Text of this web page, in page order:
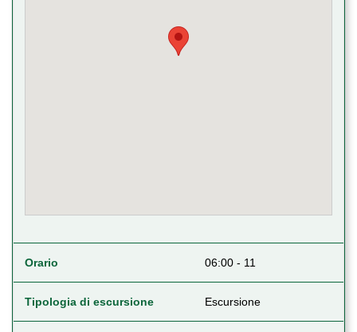
Orario 06:00 - 11
Tipologia di escursione Escursione